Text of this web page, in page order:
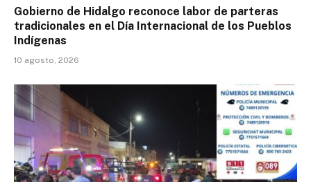
Gobierno de Hidalgo reconoce labor de parteras
tradicionales en el Día Internacional de los Pueblos
Indígenas
10 agosto, 2026